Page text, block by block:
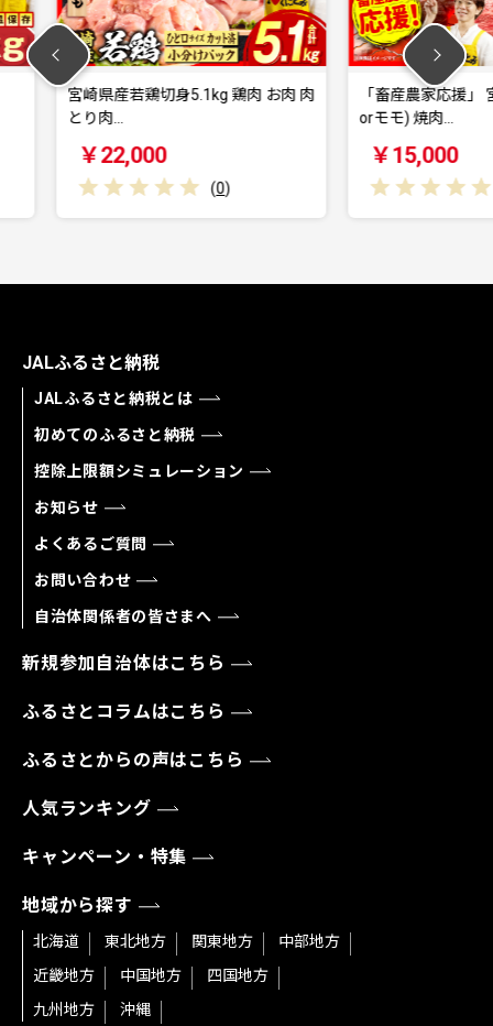
鶏肉 お肉 肉
「畜産農家応援」 宮崎牛赤身(ウデ
￥15,000
宮崎名
1kg（
￥
JALふるさと納税
JALふるさと納税とは
初めてのふるさと納税
控除上限額シミュレーション
お知らせ
よくあるご質問
お問い合わせ
自治体関係者の皆さまへ
新規参加自治体はこちら
ふるさとコラムはこちら
ふるさとからの声はこちら
人気ランキング
キャンペーン・特集
地域から探す
北海道 東北地方 関東地方
中部地方
近畿地方
中国地方
四国地方
九州地方
沖縄